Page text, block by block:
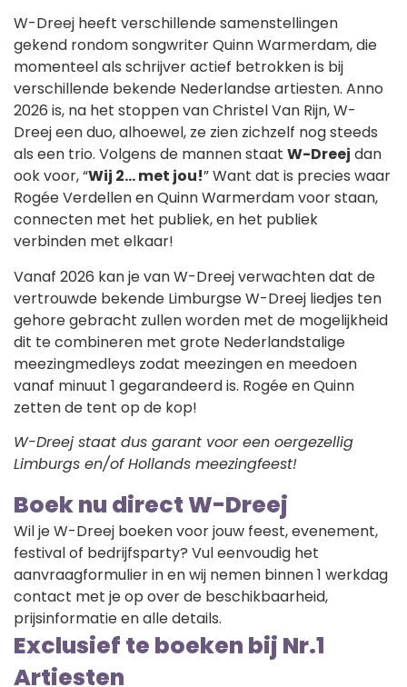
W-Dreej heeft verschillende samenstellingen
gekend rondom songwriter Quinn Warmerdam, die
momenteel als schrijver actief betrokken is bij
verschillende bekende Nederlandse artiesten. Anno
2026 is, na het stoppen van Christel Van Rijn, W-
Dreej een duo, alhoewel, ze zien zichzelf nog steeds
als een trio. Volgens de mannen staat W-Dreej dan
ook voor, “Wij 2… met jou!” Want dat is precies waar
Rogée Verdellen en Quinn Warmerdam voor staan,
connecten met het publiek, en het publiek
verbinden met elkaar!
Vanaf 2026 kan je van W-Dreej verwachten dat de
vertrouwde bekende Limburgse W-Dreej liedjes ten
gehore gebracht zullen worden met de mogelijkheid
dit te combineren met grote Nederlandstalige
meezingmedleys zodat meezingen en meedoen
vanaf minuut 1 gegarandeerd is. Rogée en Quinn
zetten de tent op de kop!
W-Dreej staat dus garant voor een oergezellig
Limburgs en/of Hollands meezingfeest!
Boek nu direct W-Dreej
Wil je W-Dreej boeken voor jouw feest, evenement,
festival of bedrijfsparty? Vul eenvoudig het
aanvraagformulier in en wij nemen binnen 1 werkdag
contact met je op over de beschikbaarheid,
prijsinformatie en alle details.
Exclusief te boeken bij Nr.1
Artiesten